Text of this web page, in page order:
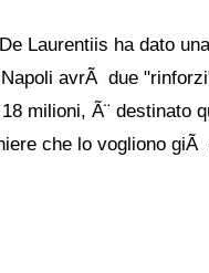
Laurentiis ha dato
avrÃ due
milioni, Ã¨ destinato
che lo vogliono giÃ